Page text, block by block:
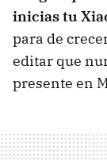
inicias tu
para de
editar que
presente en